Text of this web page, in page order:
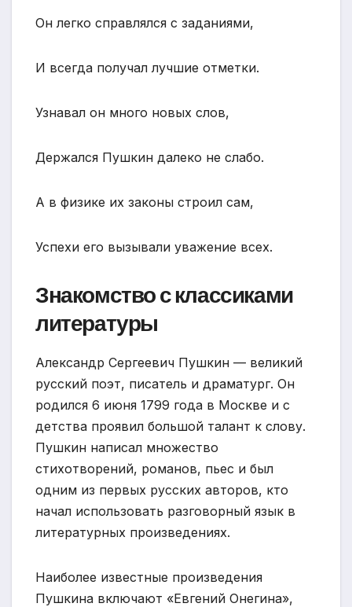
Он легко справлялся с заданиями,
И всегда получал лучшие отметки.
Узнавал он много новых слов,
Держался Пушкин далеко не слабо.
А в физике их законы строил сам,
Успехи его вызывали уважение всех.
Знакомство с классиками
литературы
Александр Сергеевич Пушкин — великий
русский поэт, писатель и драматург. Он
родился 6 июня 1799 года в Москве и с
детства проявил большой талант к слову.
Пушкин написал множество
стихотворений, романов, пьес и был
одним из первых русских авторов, кто
начал использовать разговорный язык в
литературных произведениях.
Наиболее известные произведения
Пушкина включают «Евгений Онегина»,